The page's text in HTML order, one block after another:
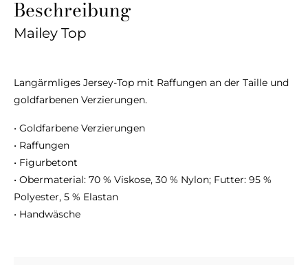
Beschreibung
Mailey Top
Langärmliges Jersey-Top mit Raffungen an der Taille und
goldfarbenen Verzierungen.
• Goldfarbene Verzierungen
• Raffungen
• Figurbetont
• Obermaterial: 70 % Viskose, 30 % Nylon; Futter: 95 %
Polyester, 5 % Elastan
• Handwäsche